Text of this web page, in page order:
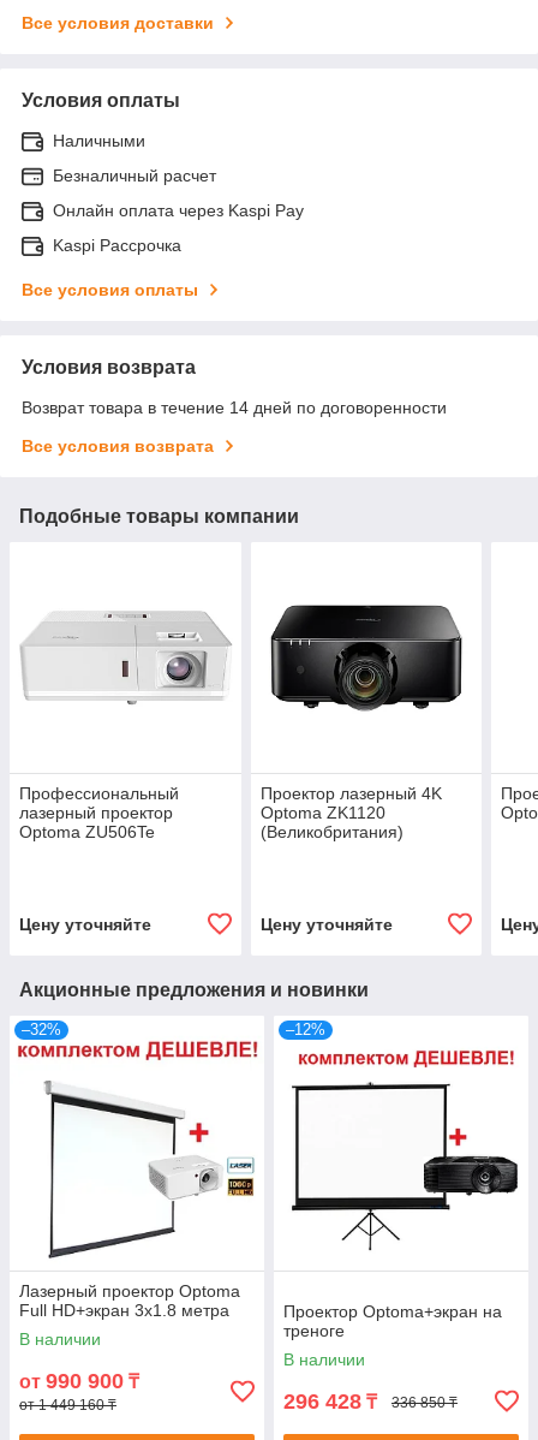
Все условия доставки
Условия оплаты
Наличными
Безналичный расчет
Онлайн оплата через Kaspi Pay
Kaspi Рассрочка
Все условия оплаты
Условия возврата
Возврат товара в течение 14 дней по договоренности
Все условия возврата
Подобные товары компании
Профессиональный
лазерный проектор
Optoma ZU506Te
Цену уточняйте
Проектор лазерный 4K
Optoma ZK1120
(Великобритания)
Цену уточняйте
Акционные предложения и новинки
–32%
Лазерный проектор Optoma
Full HD+экран 3х1.8 метра
В наличии
от 990 900 ₸
от 1 449 160 ₸
–12%
Проектор Optoma+экран на
треноге
В наличии
296 428 ₸ 336 850 ₸